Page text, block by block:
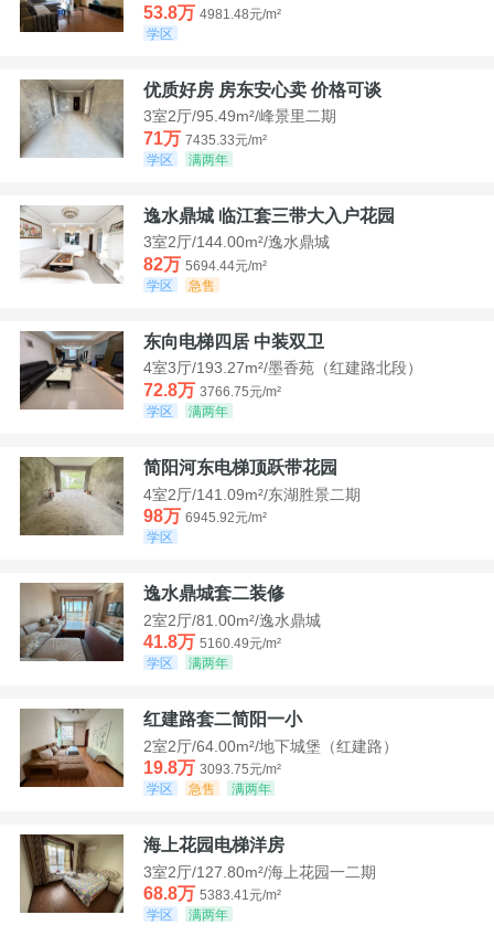
53.8万 4981.48元/m²
学区
优质好房 房东安心卖 价格可谈
3室2厅/95.49m²/峰景里二期
71万 7435.33元/m²
学区
满两年
逸水鼎城 临江套三带大入户花园
3室2厅/144.00m²/逸水鼎城
82万 5694.44元/m²
学区
急售
东向电梯四居 中装双卫
4室3厅/193.27m²/墨香苑（红建路北段）
72.8万 3766.75元/m²
学区
满两年
简阳河东电梯顶跃带花园
4室2厅/141.09m²/东湖胜景二期
98万 6945.92元/m²
学区
逸水鼎城套二装修
2室2厅/81.00m²/逸水鼎城
41.8万 5160.49元/m²
学区
满两年
红建路套二简阳一小
2室2厅/64.00m²/地下城堡（红建路）
19.8万 3093.75元/m²
学区
急售 满两年
海上花园电梯洋房
3室2厅/127.80m²/海上花园一二期
68.8万 5383.41元/m²
学区
满两年